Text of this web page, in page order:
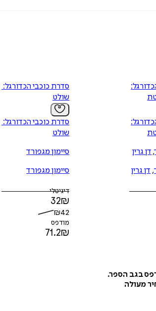
, דן גרין
, דן גרין
סדרת כוכבי הכדורגל:
שולט
סדרת כוכבי הכדורגל:
שולט
סיימון מגפורד
סיימון מגפורד
דיגיטלי
32₪
₪42
מודפס
71.2₪
בגב הספר.
מעולה